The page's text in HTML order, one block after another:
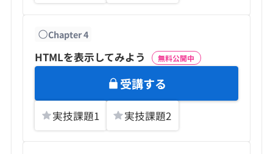
Chapter4
HTMLを表示してみよう 無料公開中
受講する
実技課題1 実技課題2